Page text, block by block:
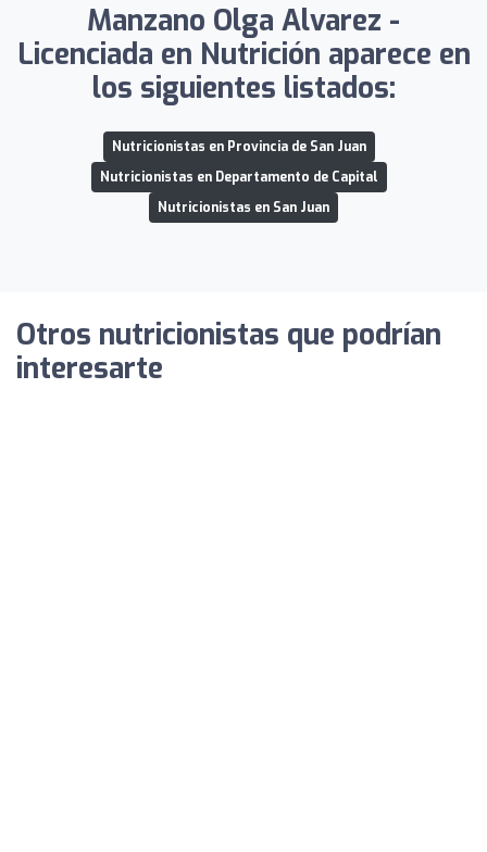
Manzano Olga Alvarez -
Licenciada en Nutrición aparece en
los siguientes listados:
Nutricionistas en Provincia de San Juan
Nutricionistas en Departamento de Capital
Nutricionistas en San Juan
Otros nutricionistas que podrían
interesarte